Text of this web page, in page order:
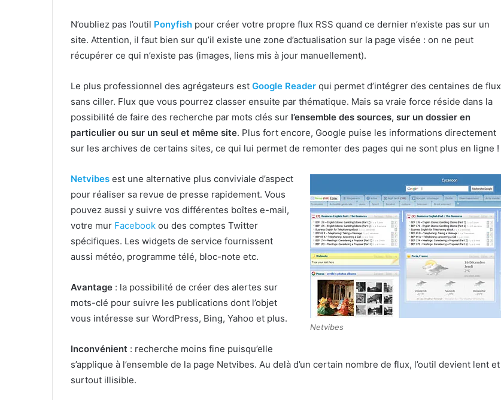
N’oubliez pas l’outil Ponyfish pour créer votre propre flux RSS quand ce dernier n’existe pas sur un
site. Attention, il faut bien sur qu’il existe une zone d’actualisation sur la page visée : on ne peut
récupérer ce qui n’existe pas (images, liens mis à jour manuellement).
Le plus professionnel des agrégateurs est Google Reader qui permet d’intégrer des centaines de flux
sans ciller. Flux que vous pourrez classer ensuite par thématique. Mais sa vraie force réside dans la
possibilité de faire des recherche par mots clés sur l’ensemble des sources, sur un dossier en
particulier ou sur un seul et même site. Plus fort encore, Google puise les informations directement
sur les archives de certains sites, ce qui lui permet de remonter des pages qui ne sont plus en ligne !
Netvibes
Netvibes est une alternative plus conviviale d’aspect
pour réaliser sa revue de presse rapidement. Vous
pouvez aussi y suivre vos différentes boîtes e-mail,
votre mur Facebook ou des comptes Twitter
spécifiques. Les widgets de service fournissent
aussi météo, programme télé, bloc-note etc.
Avantage : la possibilité de créer des alertes sur
mots-clé pour suivre les publications dont l’objet
vous intéresse sur WordPress, Bing, Yahoo et plus.
Inconvénient : recherche moins fine puisqu’elle
s’applique à l’ensemble de la page Netvibes. Au delà d’un certain nombre de flux, l’outil devient lent et
surtout illisible.